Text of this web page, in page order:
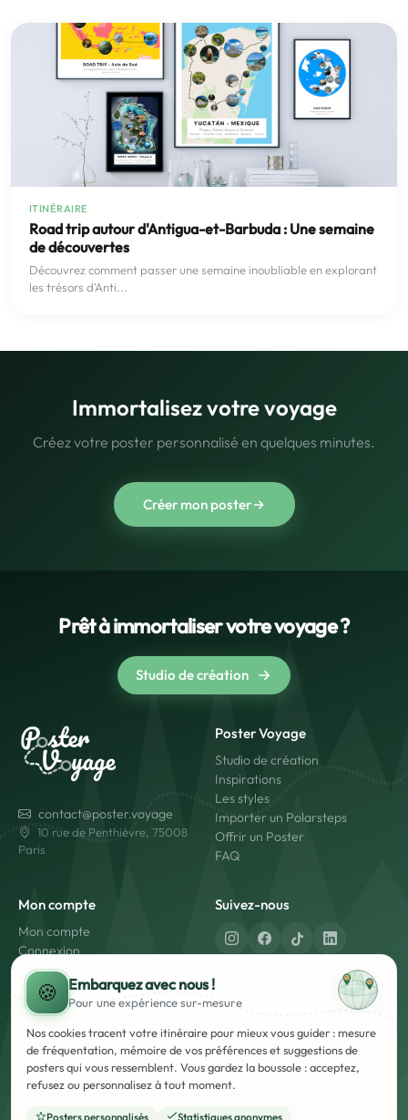
ITINÉRAIRE
Road trip autour d'Antigua-et-Barbuda : Une semaine
de découvertes
Découvrez comment passer une semaine inoubliable en explorant
les trésors d'Anti...
Immortalisez votre voyage
Créez votre poster personnalisé en quelques minutes.
Créer mon poster
Prêt à immortaliser votre voyage ?
Studio de création
contact@poster.voyage
10 rue de Penthièvre, 75008
Paris
Poster Voyage
Studio de création
Inspirations
Les styles
Importer un Polarsteps
Offrir un Poster
FAQ
Mon compte
Mon compte
Connexion
Créer un compte
Suivez-nous
Paiement sécurisé
🍪 Embarquez avec nous !
Pour une expériencesur-mesure
Nos cookies tracent votre itinéraire pour mieux vous guider : mesure
de fréquentation, mémoire de vos préférences et suggestions de
posters qui vous ressemblent. Vous gardez la boussole : acceptez,
refusez ou personnalisez à tout moment.
Posters personnalisés Statistiques anonymes